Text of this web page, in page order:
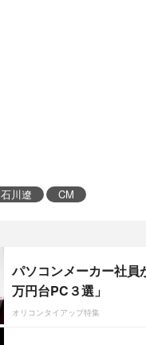
石川遼 CM
パソコンメーカー社員
万円台PC３選」
オリコンタイアップ特集